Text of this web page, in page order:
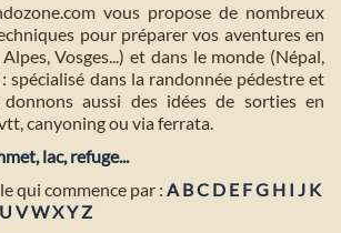
vous propose de nombreux
pour préparer vos aventures en
Vosges...) et dans le monde (Népal,
spécialisé dans la randonnée pédestre et
aussi des idées de sorties en
canyoning ou via ferrata.
lac, refuge...
qui commence par : A BC D E FG H I J K
U VWXYZ